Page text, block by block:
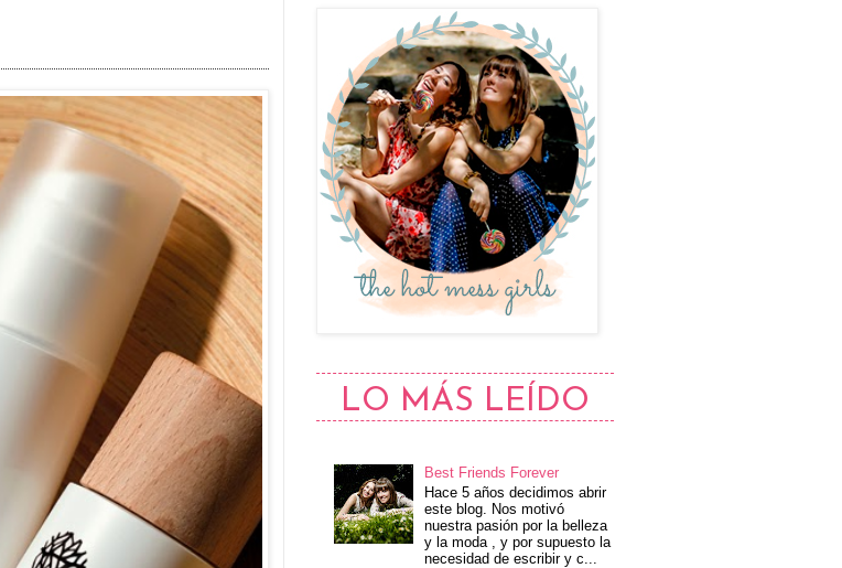
LO MÁS LEÍDO
Best Friends Forever
Hace 5 años decidimos abrir
este blog. Nos motivó
nuestra pasión por la belleza
y la moda , y por supuesto la
necesidad de escribir y c...